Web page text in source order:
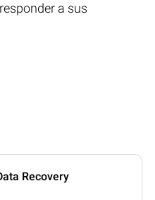
a sus
Recovery